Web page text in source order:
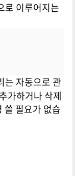
로 이루어지는
는 자동으로 관
가하거나 삭제
쓸 필요가 없습